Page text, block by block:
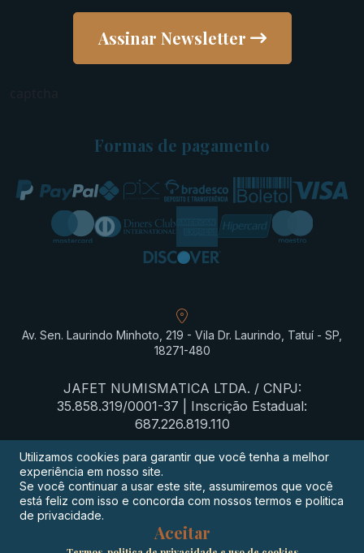
Assinar Newsletter
Formas de pagamento
Av. Sen. Laurindo Minhoto, 219 - Vila Dr. Laurindo, Tatuí - SP,
18271-480
JAFET NUMISMATICA LTDA. / CNPJ:
35.858.319/0001-37 | Inscrição Estadual:
687.226.819.110
Termos de privacidade
Digimeta
Utilizamos cookies para garantir que você tenha a melhor
experiência em nosso site.
Se você continuar a usar este site, assumiremos que você
está feliz com isso e concorda com nossos termos e politica
de privacidade.
Aceitar